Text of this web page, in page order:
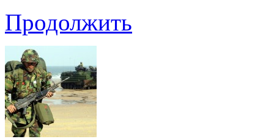
Продолжить